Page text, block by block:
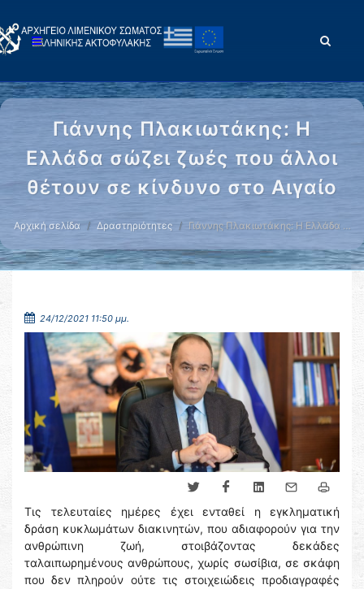
Γιάννης Πλακιωτάκης: Η
Ελλάδα σώζει ζωές που άλλοι
θέτουν σε κίνδυνο στο Αιγαίο
Αρχική σελίδα Δραστηριότητες Γιάννης Πλακιωτάκης: Η Ελλάδα …
24/12/2021 11:50 μμ.
Τις τελευταίες ημέρες έχει ενταθεί η εγκληματική
δράση κυκλωμάτων διακινητών, που αδιαφορούν για την
ανθρώπινη ζωή, στοιβάζοντας δεκάδες
ταλαιπωρημένους ανθρώπους, χωρίς σωσίβια, σε σκάφη
που δεν πληρούν ούτε τις στοιχειώδεις προδιαγραφές